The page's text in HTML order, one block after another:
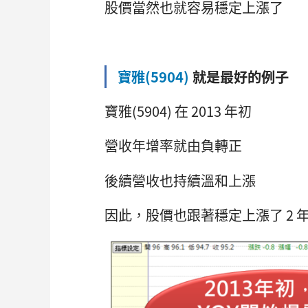
股價當然也就容易穩定上漲了
寶雅(5904) 就是最好的例子
寶雅(5904) 在 2013 年初
營收年增率就由負轉正
後續營收也持續溫和上漲
因此，股價也跟著穩定上漲了 2